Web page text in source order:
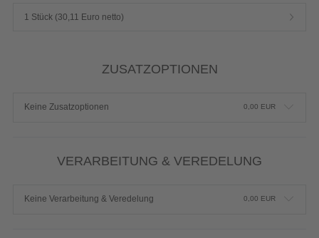
1 Stück (30,11 Euro netto)
ZUSATZOPTIONEN
Keine Zusatzoptionen 0,00 EUR
VERARBEITUNG & VEREDELUNG
Keine Verarbeitung & Veredelung 0,00 EUR